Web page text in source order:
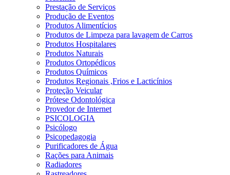
Prestação de Serviços
Produção de Eventos
Produtos Alimentícios
Produtos de Limpeza para lavagem de Carros
Produtos Hospitalares
Produtos Naturais
Produtos Ortopédicos
Produtos Químicos
Produtos Regionais ,Frios e Lacticínios
Proteção Veicular
Prótese Odontológica
Provedor de Internet
PSICOLOGIA
Psicólogo
Psicopedagogia
Purificadores de Água
Rações para Animais
Radiadores